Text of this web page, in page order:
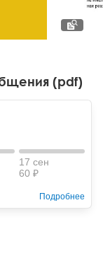
НЛП
(pdf)
17 сен
60 ₽
Подробнее